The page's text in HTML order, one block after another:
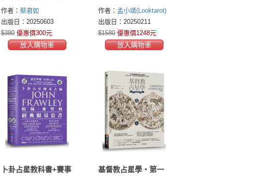
生死演繹
作者： 蔡君如
出版日：20250603
$380 優惠價300元
放入購物車
作者： 孟小靖(Looktarot)
王詩婷(Maruco)
出版日：20250211
$1580 優惠價1248元
放入購物車
卜卦占星教科書+賽事
基督教占星學‧第一